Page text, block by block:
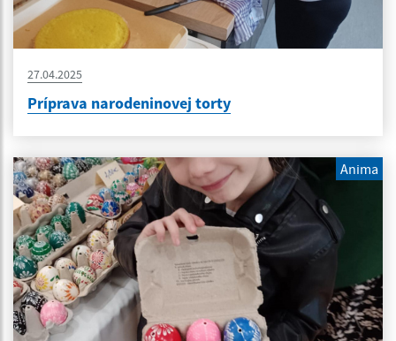
27.04.2025
Príprava narodeninovej torty
Anima